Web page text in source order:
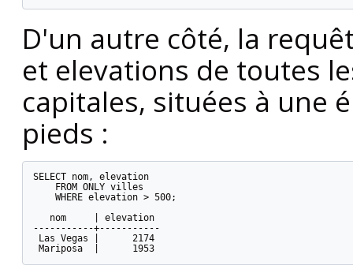
D'un autre côté, la
et elevations de toutes
capitales, situées à une
pieds :
SELECT nom, elevation
    FROM ONLY villes
    WHERE elevation > 500;
   nom     | elevation
-----------+-----------
Las Vegas |      2174
Mariposa  |      1953